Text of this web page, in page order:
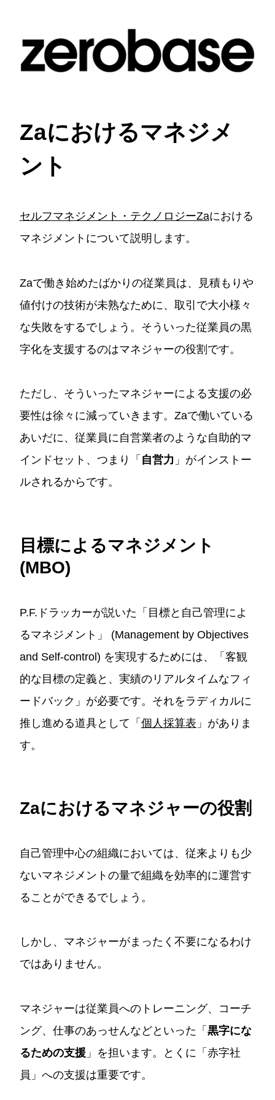
Zaにおけるマネジメ
ント
セルフマネジメント・テクノロジーZaにおける
マネジメントについて説明します。
Zaで働き始めたばかりの従業員は、見積もりや
値付けの技術が未熟なために、取引で大小様々
な失敗をするでしょう。そういった従業員の黒
字化を支援するのはマネジャーの役割です。
ただし、そういったマネジャーによる支援の必
要性は徐々に減っていきます。Zaで働いている
あいだに、従業員に自営業者のような自助的マ
インドセット、つまり「 自営力 」がインストー
ルされるからです。
目標によるマネジメント
(MBO)
P.F.ドラッカーが説いた「目標と自己管理によ
るマネジメント」 (Management by Objectives
and Self-control) を実現するためには、「客観
的な目標の定義と、実績のリアルタイムなフィ
ードバック」が必要です。それをラディカルに
推し進める道具として「個人採算表 」がありま
す。
Zaにおけるマネジャーの役割
自己管理中心の組織においては、従来よりも少
ないマネジメントの量で組織を効率的に運営す
ることができるでしょう。
しかし、マネジャーがまったく不要になるわけ
ではありません。
マネジャーは従業員へのトレーニング、コーチ
ング、仕事のあっせんなどといった「黒字にな
るための支援」を担います。とくに「赤字社
員」への支援は重要です。